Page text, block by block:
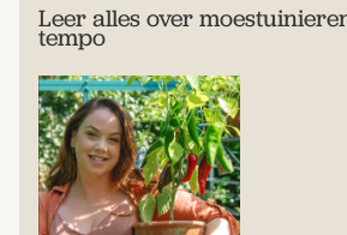
Leer alles over
tempo